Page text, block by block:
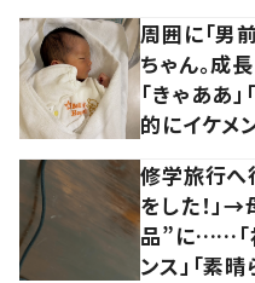
周囲に「男
ちゃん。成
「きゃああ
的にイケメ
修学旅行へ
をした！」
品”に……「
ンス」「素晴